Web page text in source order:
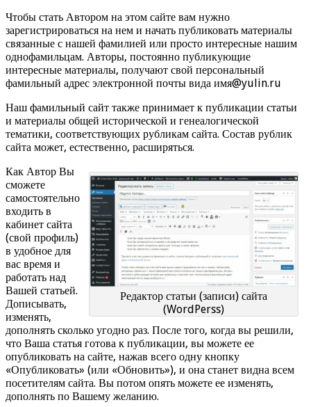
Чтобы стать Автором на этом сайте вам нужно
зарегистрироваться на нем и начать публиковать материалы
связанные с нашей фамилией или просто интересные нашим
однофамильцам. Авторы, постоянно публикующие
интересные материалы, получают свой персональный
фамильный адрес электронной почты вида имя@yulin.ru
Наш фамильный сайт также принимает к публикации статьи
и материалы общей исторической и генеалогической
тематики, соответствующих рубликам сайта. Состав рублик
сайта может, естественно, расширяться.
Редактор статьи (записи) сайта
(WordPerss)
Как Автор Вы
сможете
самостоятельно
входить в
кабинет сайта
(свой профиль)
в удобное для
вас время и
работать над
Вашей статьей.
Дописывать,
изменять,
дополнять сколько угодно раз. После того, когда вы решили,
что Ваша статья готова к публикации, вы можете ее
опубликовать на сайте, нажав всего одну кнопку
«Опубликовать» (или «Обновить»), и она станет видна всем
посетителям сайта. Вы потом опять можете ее изменять,
дополнять по Вашему желанию.